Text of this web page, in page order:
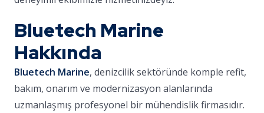
Bluetech Marine
Hakkında
Bluetech Marine, denizcilik sektöründe komple refit,
bakım, onarım ve modernizasyon alanlarında
uzmanlaşmış profesyonel bir mühendislik firmasıdır.